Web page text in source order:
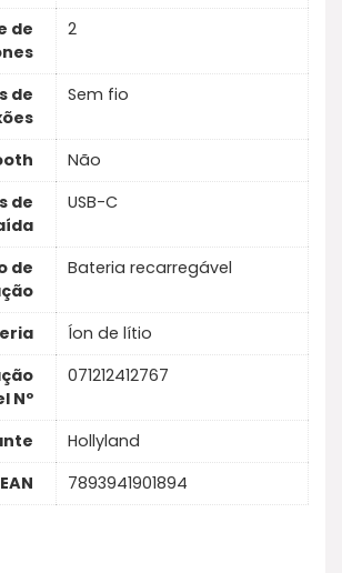
de
2
de
Sem fio
Não
de
USB-C
de
Bateria recarregável
Íon de lítio
Nº
071212412767
Hollyland
EAN
7893941901894